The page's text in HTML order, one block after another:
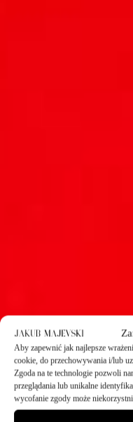
Aby zapewnić jak najlepsze
cookie, do przechowywania i/lub
Zgoda na te technologie pozwoli
przeglądania lub unikalne
wycofanie zgody może